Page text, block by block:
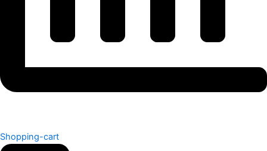
Shopping-cart